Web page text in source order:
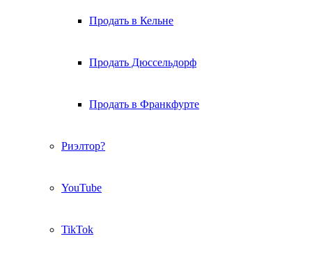
Продать в Кельне
Продать Дюссельдорф
Продать в Франкфурте
Риэлтор?
YouTube
TikTok